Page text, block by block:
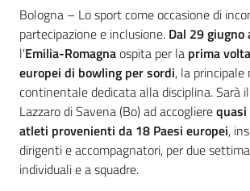
Contenuto
Bologna – Lo sport come occasione di
partecipazione e inclusione. Dal 29
l'Emilia-Romagnaospita per la prima volta
europei di bowling per sordi, la
continentale dedicata alla disciplina. Sarà
Lazzaro di Savena (Bo) ad accogliere
atleti provenienti da 18 Paesi europei,
dirigenti e accompagnatori, per due
individuali e a squadre.